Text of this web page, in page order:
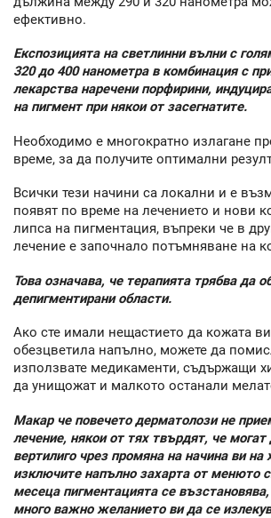
ефективно.
Експозицията на светлинни вълни с
320 до 400 нанометра в комбинация с
лекарства наречени порфирини,
на пигмент при някои от засегнатите.
Необходимо е многократно излагане
време, за да получите оптимални
Всички тези начини са локални и е
появят по време на лечението и нови
липса на пигментация, въпреки че в
лечение е започнало потъмняване на
Това означава, че терапията трябва да
депигментирани области.
Ако сте имали нещастието да кожата
обезцветила напълно, можете да
използвате медикаменти, съдържащи
да унищожат и малкото останали
Макар че повечето дерматолози не
лечение, някои от тях твърдят, че могат
вертилиго чрез промяна на начина ви на
изключите напълно захарта от менюто
месеца пигментацията се
много важно желанието ви да се